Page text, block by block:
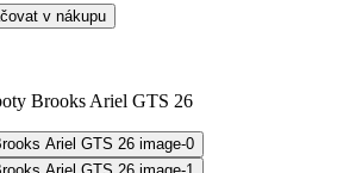
v nákupu
Brooks Ariel GTS 26